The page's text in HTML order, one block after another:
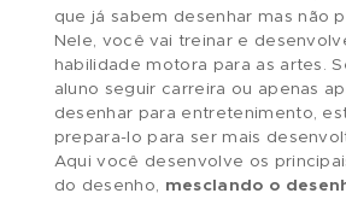
rabiscando a folha.
diversos benefícios, que
além de ser uma atividade
terapêutica e que traz
carreira artística e
O curso online de